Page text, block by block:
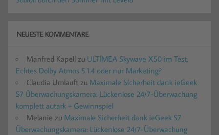
NEUESTE KOMMENTARE
Manfred Kapell zu ULTIMEA Skywave X50 im Test:
Echtes Dolby Atmos 5.1.4 oder nur Marketing?
Claudia Umlauft zu Maximale Sicherheit dank ieGeek
S7 Überwachungskamera: Lückenlose 24/7-Überwachung
komplett autark + Gewinnspiel
Melanie zu Maximale Sicherheit dank ieGeek S7
Überwachungskamera: Lückenlose 24/7-Überwachung